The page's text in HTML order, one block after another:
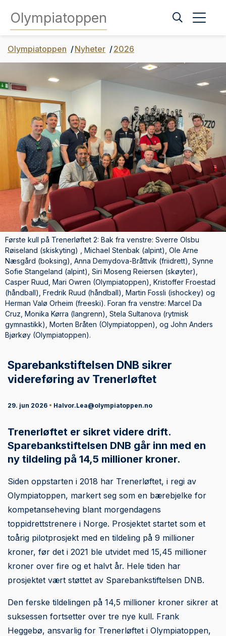
Olympiatoppen
Første kull på Trenerløftet 2: Bak fra venstre: Sverre Olsbu
Røiseland (skiskyting) , Michael Stenbak (alpint), Ole Arne
Næsgård (boksing), Anna Demydova-Bråttvik (friidrett), Synne
Sofie Stangeland (alpint), Siri Moseng Reiersen (skøyter),
Casper Ruud, Mari Owren (Olympiatoppen), Kristoffer Froestad
(håndball), Fredrik Ruud (håndball), Martin Fossli (ishockey) og
Herman Valø Orheim (freeski). Foran fra venstre: Marcel Da
Cruz, Monika Kørra (langrenn), Stela Sultanova (rytmisk
gymnastikk), Morten Bråten (Olympiatoppen), og John Anders
Bjørkøy (Olympiatoppen).
Olympiatoppen Nyheter 2026
Sparebankstiftelsen DNB sikrer
videreføring av Trenerløftet
29. jun 2026 • Halvor.Lea@olympiatoppen.no
Trenerløftet er sikret videre drift.
Sparebankstiftelsen DNB går inn med en
ny tildeling på 14,5 millioner kroner.
Siden oppstarten i 2018 har Trenerløftet, i regi av
Olympiatoppen, markert seg som en bærebjelke for
kompetanseheving blant morgendagens
toppidrettstrenere i Norge. Prosjektet startet som et
toårig pilotprosjekt med en tildeling på 9 millioner
kroner, før det i 2021 ble utvidet med 15,45 millioner
kroner over fire og et halvt år. Hele tiden har
prosjektet vært støttet av Sparebankstiftelsen DNB.
Den ferske tildelingen på 14,5 millioner kroner sikrer at
suksessen fortsetter over tre nye kull. Frank
Heggebø, ansvarlig for Trenerløftet i Olympiatoppen,